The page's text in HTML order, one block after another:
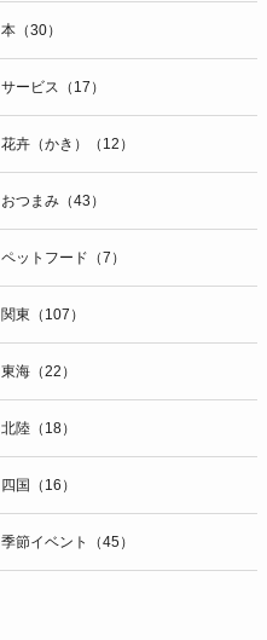
本（30）
サービス（17）
花卉（かき）（12）
おつまみ（43）
ペットフード（7）
関東（107）
東海（22）
北陸（18）
四国（16）
季節イベント（45）